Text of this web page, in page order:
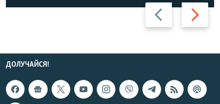
Назад Вперед
ДОЛУЧАЙСЯ!